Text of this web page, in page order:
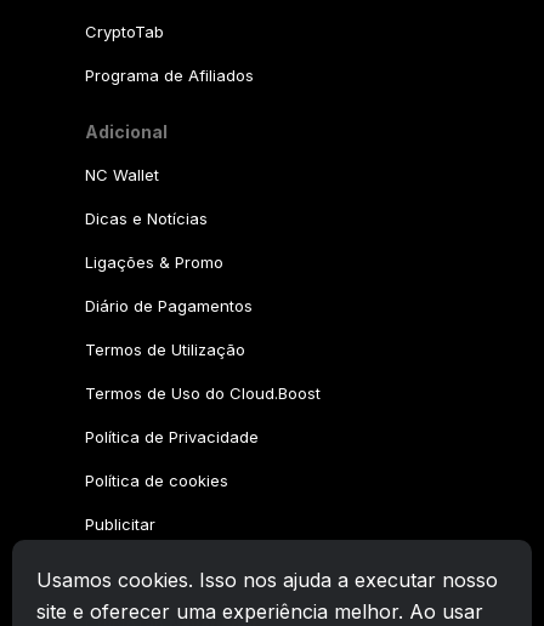
Usamos cookies. Isso nos ajuda a executar nosso
site e oferecer uma experiência melhor. Ao usar
CryptoTab
Programa de Afiliados
Adicional
NC Wallet
Dicas e Notícias
Ligações & Promo
Diário de Pagamentos
Termos de Utilização
Termos de Uso do Cloud.Boost
Política de Privacidade
Política de cookies
Publicitar
Família CryptoTab